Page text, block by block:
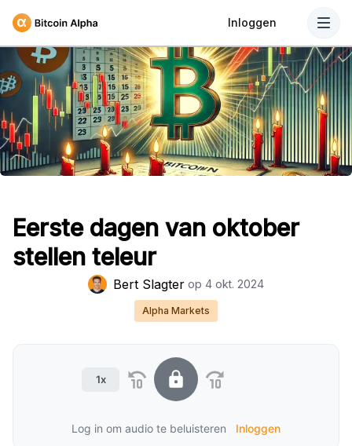
Inloggen
Eerste dagen van oktober
stellen teleur
Bert Slagter op 4 okt. 2024
Alpha Markets
1x
Log in om audio te beluisteren Inloggen